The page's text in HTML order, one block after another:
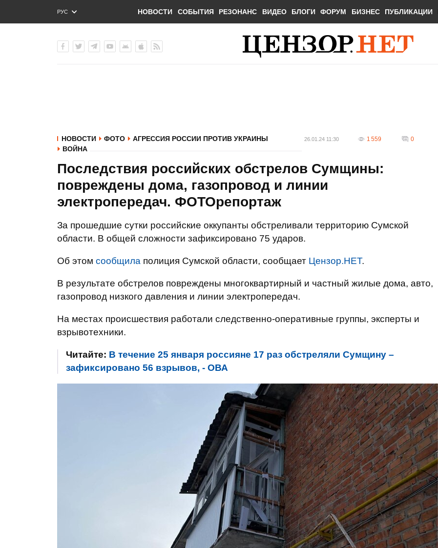
РУС
ENG
НОВОСТИ СОБЫТИЯ РЕЗОНАНС ВИДЕО БЛОГИ ФОРУМ БИЗНЕС ПУБЛИКАЦИИ
НОВОСТИ ФОТО
АГРЕССИЯ РОССИИ ПРОТИВ УКРАИНЫ
ВОЙНА
26.01.24 11:30 1 559 0
Последствия российских обстрелов Сумщины:
повреждены дома, газопровод и линии
электропередач. ФОТОрепортаж
За прошедшие сутки российские оккупанты обстреливали территорию Сумской
области. В общей сложности зафиксировано 75 ударов.
Об этом сообщила полиция Сумской области, сообщает Цензор.НЕТ.
В результате обстрелов повреждены многоквартирный и частный жилые дома, авто,
газопровод низкого давления и линии электропередач.
На местах происшествия работали следственно-оперативные группы, эксперты и
взрывотехники.
Читайте: В течение 25 января россияне 17 раз обстреляли Сумщину –
зафиксировано 56 взрывов, - ОВА